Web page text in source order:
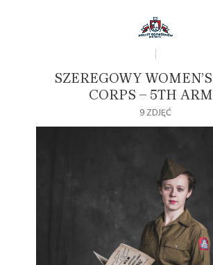
SZEREGOWY
CORPS – 5TH
9 ZDJĘĆ